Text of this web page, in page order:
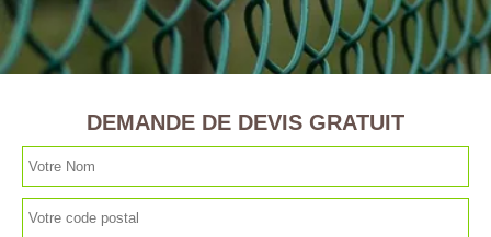
DEMANDE DE DEVIS GRATUIT